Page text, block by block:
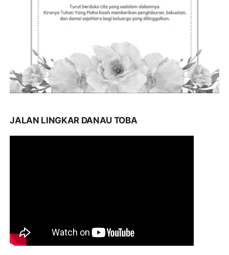
JALAN LINGKAR DANAU TOBA